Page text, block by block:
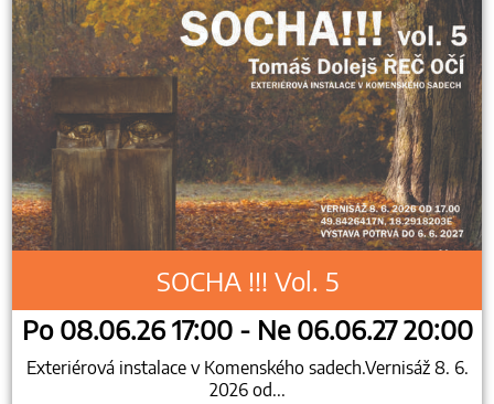
SOCHA !!! Vol. 5
Po 08.06.26 17:00 - Ne 06.06.27 20:00
Exteriérová instalace v Komenského sadech.Vernisáž 8. 6.
2026 od...